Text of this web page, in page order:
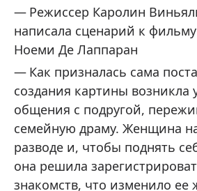
Режиссер Каролин
написала сценарий к фильму
Ноеми Де Лаппаран
Как призналась сама
создания картины возникла
общения с подругой,
семейную драму. Женщина
разводе и, чтобы поднять
она решила
знакомств, что изменило